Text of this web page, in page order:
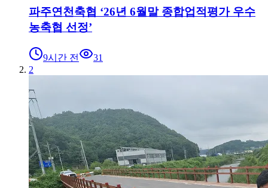
파주연천축협 ‘26년 6월말 종합업적평가 우수
농축협 선정’
9시간 전
31
2